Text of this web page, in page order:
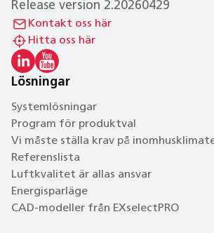
Release version 2.20260429
Kontakt oss här
Hitta oss här
Lösningar
Systemlösningar
Program för produktval
Vi måste ställa krav på
Referenslista
Luftkvalitet är allas ansvar
Energisparläge
CAD-modeller från EXselectPRO